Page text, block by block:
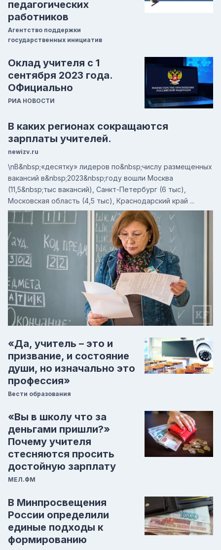
педагогических
работников
Агентство поддержки
государственных инициатив
Оклад учителя с 1
сентября 2023 года.
ОФициально
РИА НОВОСТИ
В каких регионах сокращаются
зарплаты учителей.
newizv.ru
\nВ&nbsp;«десятку» лидеров по&nbsp;числу размещенных
вакансий в&nbsp;2023&nbsp;году вошли Москва
(11,5&nbsp;тыс вакансий), Санкт-Петербург (6 тыс),
Московская область (4,5 тыс), Краснодарский край ...
«Да, учитель – это и
призвание, и состояние
души, но изначально это
профессия»
Вести образования
«Вы в школу что за
деньгами пришли?»
Почему учителя
стесняются просить
достойную зарплату
МЕЛ.ФМ
В Минпросвещения
России определили
единые подходы к
формированию